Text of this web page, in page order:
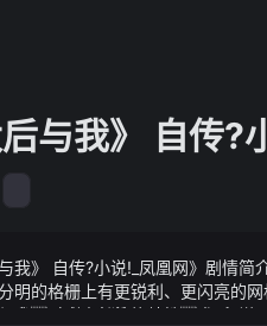
后与我》 自传
与我》 自传?小说!_凤凰网》剧情
明的格栅上有更锐利、更闪亮的
图案以突出其性能特性大型跨
与我》 自传?小说!_凤凰网》视频